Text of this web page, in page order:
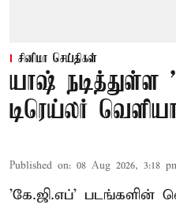
சினிமா செய்திகள்
யாஷ் நடித்துள்ள
டிரெய்லர்
Published on: 08 Aug 2026, 3:18
'கே.ஜி.எப்' படங்களின்